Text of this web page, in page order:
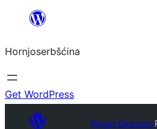
wobsahej
Hornjoserbšćina
Get WordPress
Plugin Directory